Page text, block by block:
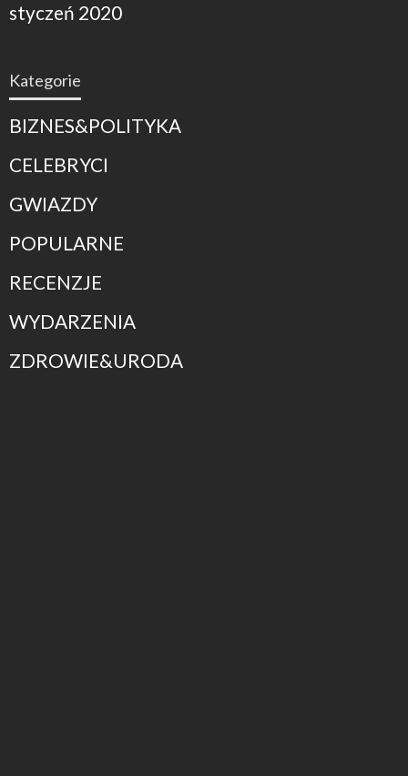
styczeń 2020
Kategorie
BIZNES&POLITYKA
CELEBRYCI
GWIAZDY
POPULARNE
RECENZJE
WYDARZENIA
ZDROWIE&URODA